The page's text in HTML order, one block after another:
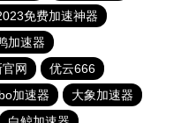
免费加速神器
加速器
网
优云666
加速器
大象加速器